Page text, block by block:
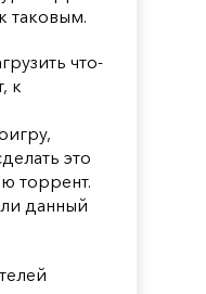
таковым.
что-
к
это
торрент.
данный